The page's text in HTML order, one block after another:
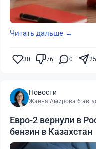
Читать дальше →
30 76 0 25
Новости
Жанна Амирова·6
Евро-2 вернули в
бензин в Казахстан